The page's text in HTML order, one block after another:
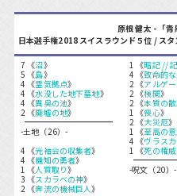
原根 健太 - 「青
日本選手権2018 スイスラウンド５位 / ス
7 《沼》
5 《島》
4 《霊気拠点》
4 《水没した地下墓地》
4 《異臭の池》
2 《廃墟の地》
-土地（26）-
4 《光袖会の収集者》
4 《機知の勇者》
1 《人質取り》
3 《スカラベの神》
2 《奔流の機械巨人》
1 《暗記 //
4 《致命的
2 《アルゲ
2 《検閲》
2 《本質の
1 《喪心》
2 《大災厄》
1 《至高の
4 《ヴラス
1 《死の権
-呪文（20）-